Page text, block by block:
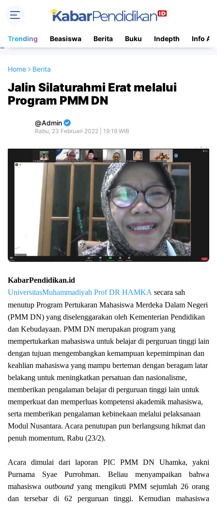
Trending Beasiswa Berita Buku Indepth Info
Home Berita
Jalin Silaturahmi Erat melalui
Program PMM DN
Admin
Rabu, 23 Februari 2022 | 19:19 WIB
KabarPendidikan.id
UniversitasMuhammadiyah Prof DR HAMKA secara sah
menutup Program Pertukaran Mahasiswa Merdeka Dalam Negeri
(PMM DN) yang diselenggarakan oleh Kementerian Pendidikan
dan Kebudayaan. PMM DN merupakan program yang
mempertukarkan mahasiswa untuk belajar di perguruan tinggi lain
dengan tujuan mengembangkan kemampuan kepemimpinan dan
keahlian mahasiswa yang mampu berteman dengan beragam latar
belakang untuk meningkatkan persatuan dan nasionalisme,
memberikan pengalaman belajar di perguruan tinggi lain untuk
memperkuat dan memperluas kompetensi akademik mahasiswa,
serta memberikan pengalaman kebinekaan melalui pelaksanaan
Modul Nusantara. Acara penutupan pun berlangsung hikmat dan
penuh momentum, Rabu (23/2).
Acara dimulai dari laporan PIC PMM DN Uhamka, yakni
Purnama Syae Purrohman. Beliau menyampaikan bahwa
mahasiswa outbound yang mengikuti PMM sejumlah 26 orang
dan tersebar di 62 perguruan tinggi. Kemudian mahasiswa